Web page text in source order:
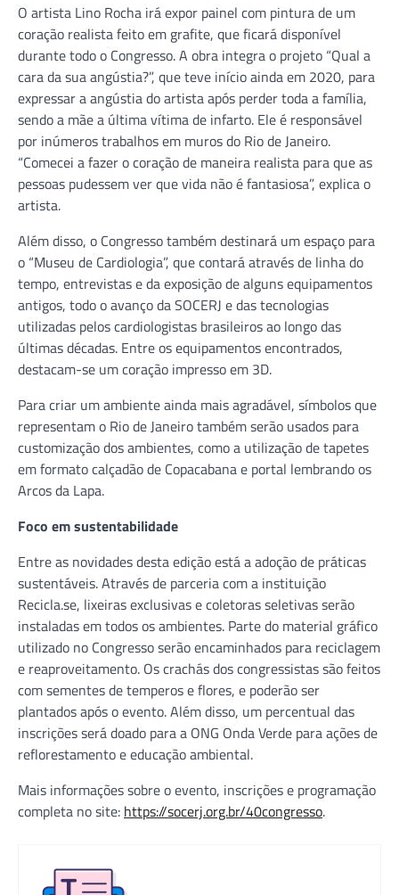
O artista Lino Rocha irá expor painel com pintura de um
coração realista feito em grafite, que ficará disponível
durante todo o Congresso. A obra integra o projeto “Qual a
cara da sua angústia?”, que teve início ainda em 2020, para
expressar a angústia do artista após perder toda a família,
sendo a mãe a última vítima de infarto. Ele é responsável
por inúmeros trabalhos em muros do Rio de Janeiro.
“Comecei a fazer o coração de maneira realista para que as
pessoas pudessem ver que vida não é fantasiosa”, explica o
artista.
Além disso, o Congresso também destinará um espaço para
o “Museu de Cardiologia”, que contará através de linha do
tempo, entrevistas e da exposição de alguns equipamentos
antigos, todo o avanço da SOCERJ e das tecnologias
utilizadas pelos cardiologistas brasileiros ao longo das
últimas décadas. Entre os equipamentos encontrados,
destacam-se um coração impresso em 3D.
Para criar um ambiente ainda mais agradável, símbolos que
representam o Rio de Janeiro também serão usados para
customização dos ambientes, como a utilização de tapetes
em formato calçadão de Copacabana e portal lembrando os
Arcos da Lapa.
Foco em sustentabilidade
Entre as novidades desta edição está a adoção de práticas
sustentáveis. Através de parceria com a instituição
Recicla.se, lixeiras exclusivas e coletoras seletivas serão
instaladas em todos os ambientes. Parte do material gráfico
utilizado no Congresso serão encaminhados para reciclagem
e reaproveitamento. Os crachás dos congressistas são feitos
com sementes de temperos e flores, e poderão ser
plantados após o evento. Além disso, um percentual das
inscrições será doado para a ONG Onda Verde para ações de
reflorestamento e educação ambiental.
Mais informações sobre o evento, inscrições e programação
completa no site: https://socerj.org.br/40congresso.